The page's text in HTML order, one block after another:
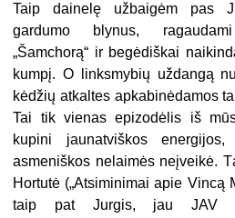
Taip dainelę užbaigėm pas
gardumo blynus,
„Šamchorą“ ir begėdiškai
kumpį. O linksmybių uždangą
kėdžių atkaltes apkabinėdamos
Tai tik vienas epizodėlis iš
kupini jaunatviškos
asmeniškos nelaimės neįveikė.
Hortutė („Atsiminimai apie Vincą
taip pat Jurgis, jau JAV